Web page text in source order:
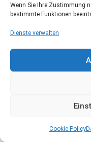
Wenn Sie Ihre Zustimmung
bestimmte Funktionen
Dienste verwalten
Cookie Policy